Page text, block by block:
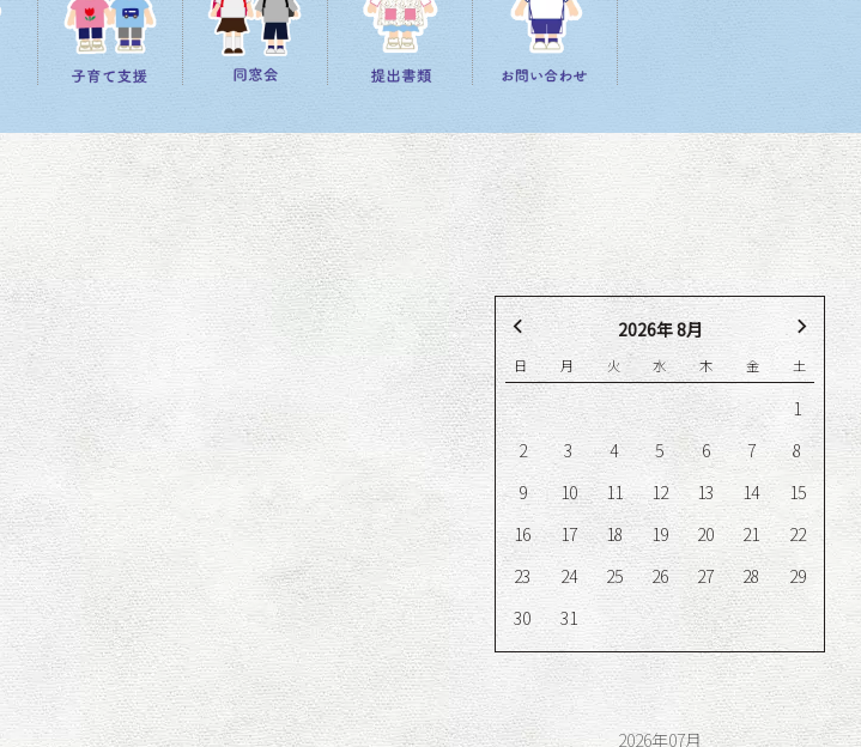
[%article_date_notime_wa%]
[%category%]
[%tags%]
2026年 8月
日 月 火 水 木 金 土
1
2
3 4 5 6 7
8
9
10 11 12 13 14
15
16
17 18 19 20 21
22
23
24 25 26 27 28
29
30
31
2026年07月